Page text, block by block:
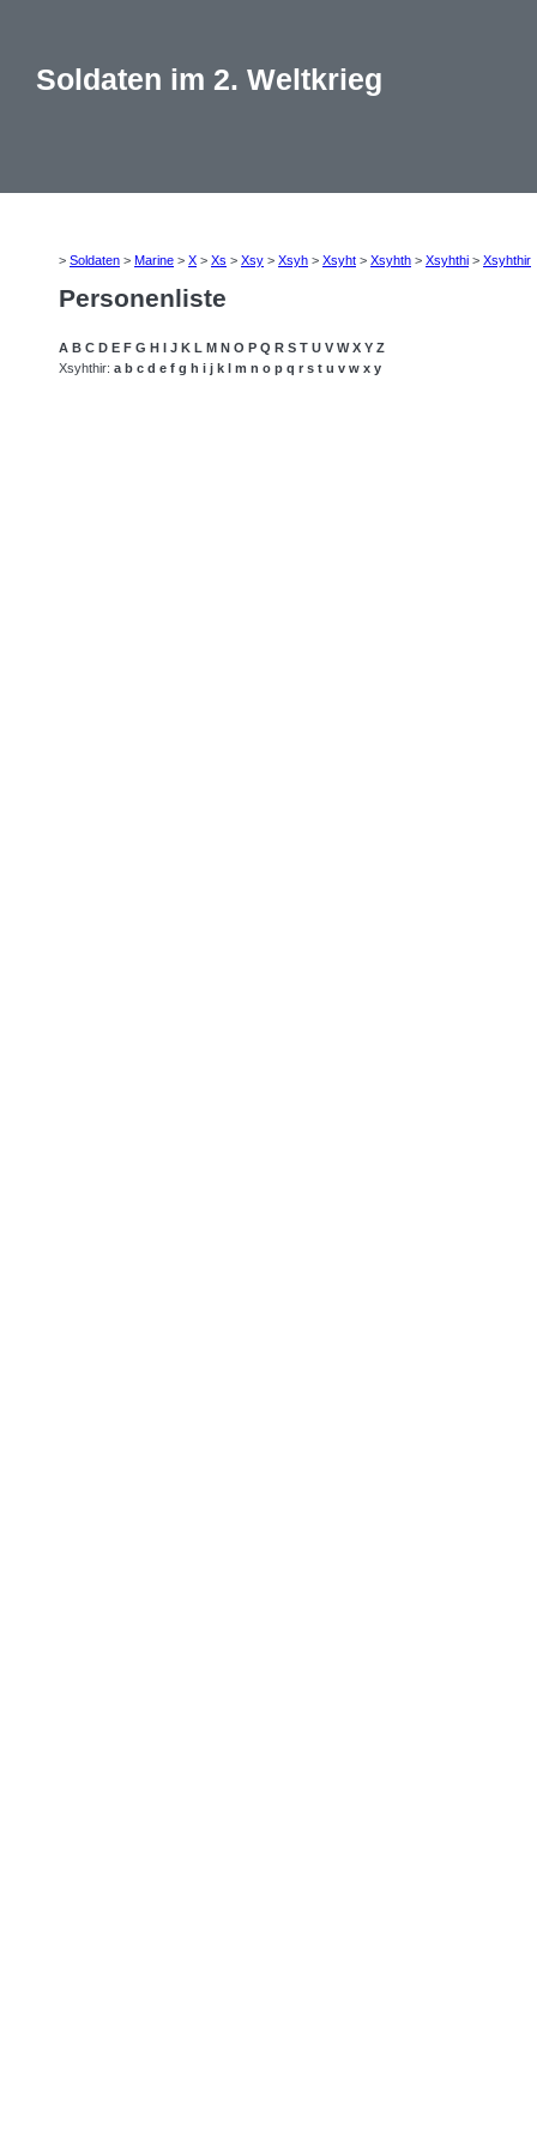
Soldaten im 2. Weltkrieg
> Soldaten > Marine > X > Xs > Xsy > Xsyh > Xsyht > Xsyhth > Xsyhthi > Xsyhthir
Personenliste
A B C D E F G H I J K L M N O P Q R S T U V W X Y Z
Xsyhthir: a b c d e f g h i j k l m n o p q r s t u v w x y